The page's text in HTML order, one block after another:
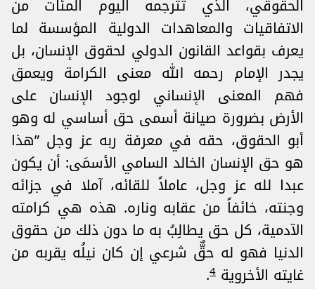
الحقوقي، الذي تترجمه اليوم المئات من
الاتفاقيات والمعاهدات الدولية المؤسسة لما
يعرف بقواعد القانون الدولي لحقوق الإنسان، بل
يجدر الإمام رحمه الله معنى الكرامة ويعمق
فهم المعنى الإنساني لوجود الإنسان على
الأرض بضرورة صيانة أسمى حق أساسي له وهو
أبو الحقوق، حقه في معرفة ربه عز وجل ”هذا
هو حق الإنسان الخالد السامي الأسمَى: أن يكون
عبدا لله عز وجل، عاملاً للقائه، آملا في جزائه
وجنته، خائفاً من عقابه وناره. هذه هي كرامته
الآدمية، كل حق يطالِبُ به ما دون ذلك من حقوق
الدنيا فهو له حقٌّ شرعي إن كان نيلُه يقربه من
غايته الأخروية 4
.